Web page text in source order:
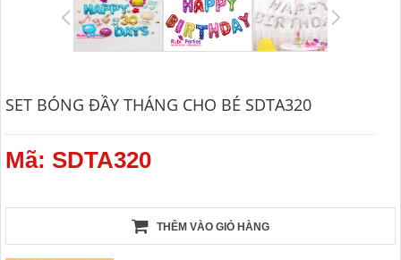
SET BÓNG ĐẦY THÁNG CHO BÉ SDTA320
Mã: SDTA320
THÊM VÀO GIỎ HÀNG